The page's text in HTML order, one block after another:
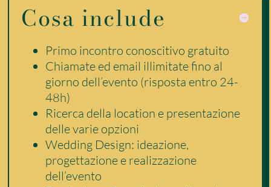
Cosa include
Primo incontro conoscitivo gratuito
Chiamate ed email illimitate fino al
giorno dell’evento (risposta entro 24-
48h)
Ricerca della location e presentazione
delle varie opzioni
Wedding Design: ideazione,
progettazione e realizzazione
dell’evento